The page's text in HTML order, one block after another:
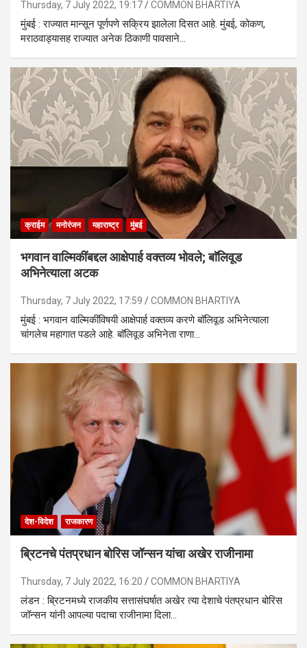
Thursday, 7 July 2022, 19:17 COMMON BHARTIYA
मुंबई : राज्यात मान्सून पूर्णपणे सक्रिय झालेला दिसत आहे. मुंबई, कोकण,
मराठवाड्यासह राज्यात अनेक ठिकाणी पावसाने…
क्राईम मनोरंजन महाराष्ट्र मुंबई
भगवान वाल्मिकींबद्दल आक्षेपार्ह वक्तव्य भोवले; बाॅलिवूड
अभिनेत्याला अटक
Thursday, 7 July 2022, 17:59 COMMON BHARTIYA
मुंबई : भगवान वाल्मिकींविषयी आक्षेपार्ह वक्तव्य करणे बाॅलिवूड अभिनेत्याला
चांगलेच महागात पडले आहे. बाॅलिवूड अभिनेता राणा…
देश-विदेश राजकारण
ब्रिटनचे पंतप्रधान बोरिस जॉन्सन यांचा अखेर राजीनामा
Thursday, 7 July 2022, 16:20 COMMON BHARTIYA
लंडन : ब्रिटनमध्ये राजकीय सत्तासंघर्षात अखेर त्या देशाचे पंतप्रधान बोरिस
जॉन्सन यांनी आपल्या पदाचा राजीनामा दिला…